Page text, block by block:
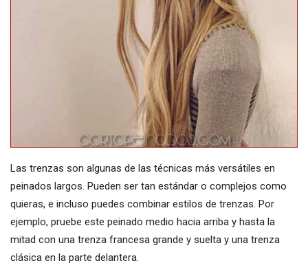
Las trenzas son algunas de las técnicas más versátiles en
peinados largos. Pueden ser tan estándar o complejos como
quieras, e incluso puedes combinar estilos de trenzas. Por
ejemplo, pruebe este peinado medio hacia arriba y hasta la
mitad con una trenza francesa grande y suelta y una trenza
clásica en la parte delantera.